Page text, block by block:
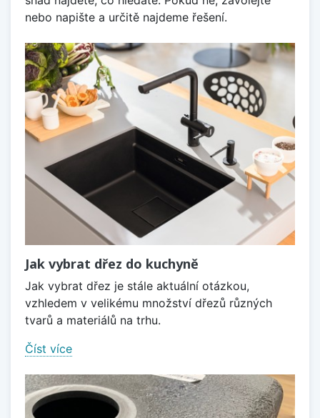
nebo napište a určitě najdeme řešení.
Jak vybrat dřez do kuchyně
Jak vybrat dřez je stále aktuální otázkou,
vzhledem v velikému množství dřezů různých
tvarů a materiálů na trhu.
Číst více